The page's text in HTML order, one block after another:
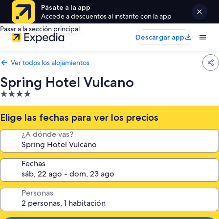
Pásate a la app
Accede a descuentos al instante con la app
Pasar a la sección principal
Descargar app
Ver todos los alojamientos
Spring Hotel Vulcano
Alojamiento
de
4.0 estrellas
Elige las fechas para ver los precios
¿A dónde vas?
Fechas
Personas